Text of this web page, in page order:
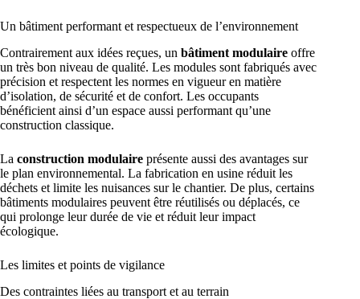
Un bâtiment performant et respectueux de l’environnement
Contrairement aux idées reçues, un bâtiment modulaire offre
un très bon niveau de qualité. Les modules sont fabriqués avec
précision et respectent les normes en vigueur en matière
d’isolation, de sécurité et de confort. Les occupants
bénéficient ainsi d’un espace aussi performant qu’une
construction classique.
La construction modulaire présente aussi des avantages sur
le plan environnemental. La fabrication en usine réduit les
déchets et limite les nuisances sur le chantier. De plus, certains
bâtiments modulaires peuvent être réutilisés ou déplacés, ce
qui prolonge leur durée de vie et réduit leur impact
écologique.
Les limites et points de vigilance
Des contraintes liées au transport et au terrain